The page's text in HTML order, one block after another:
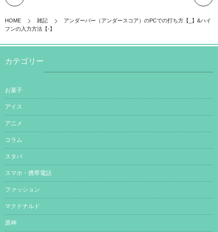
HOME 雑記
アンダーバー（アンダースコア）のPCでの打ち方【_】&ハイ
フンの入力方法【-】
カテゴリー
お菓子
アイス
アニメ
コラム
スタバ
スマホ・携帯電話
ファッション
マクドナルド
原神